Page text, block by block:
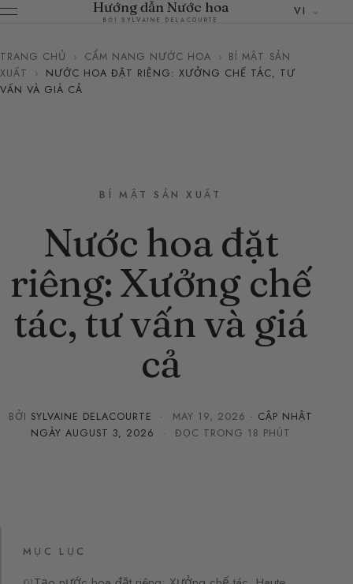
Hướng dẫn Nước hoa
BỞI SYLVAINE DELACOURTE
VI
TRANG CHỦ › CẨM NANG NƯỚC HOA › BÍ MẬT SẢN
XUẤT
›
NƯỚC HOA ĐẶT RIÊNG: XƯỞNG CHẾ TÁC, TƯ
VẤN VÀ GIÁ CẢ
BÍ MẬT SẢN XUẤT
Nước hoa đặt
riêng: Xưởng chế
tác, tư vấn và giá
cả
BỞI SYLVAINE DELACOURTE · MAY 19, 2026 · CẬP NHẬT
NGÀYAUGUST 3, 2026 · ĐỌC TRONG 18 PHÚT
MỤC LỤC